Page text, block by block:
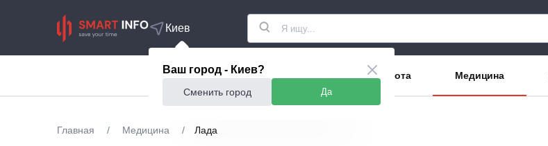
Киев
Ваш город - Киев?
Сменить город Да
Акции Еда и рестораны Красота Медицина
Главная / Медицина / Лада